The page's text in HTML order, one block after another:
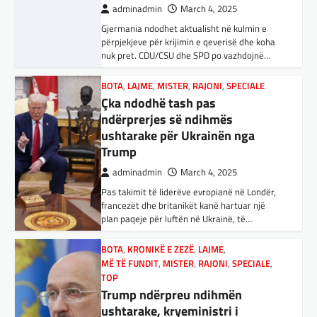
Pas takimit të liderëve evropianë në Londër,
francezët dhe britanikët kanë hartuar një
plan paqeje për luftën në Ukrainë, të…
MË TË FUNDIT,MISTER,RAJONI,SPECIALE
TOP
Trump ndërpreu ndihmën
ushtarake, kryeministri i
Ukrainës: Të vendosur për
vazhdimin e bashkëpunimit me
SHBA!
adminadmin March 4, 2025
Kryeministri i Ukrainës thotë se vendi i tij
është absolutisht i vendosur të vazhdojë
bashkëpunimin e saj me Shtetet e…
BOTA
SPECIALE
Erdogan: Izraeli nuk do të gjejë
FUN,KULTURË, LAJME,MISTER,OPINIONE
SPECIALE
Kuvendi i Lezhës dhe konteksti
aktual gjeopolitik i shqiptarëve
Kuvendi i Lezhës i vitit 1444 është një ngjarje
historike që edhe sot prodhon mesazhe
rëndësishme për kombin shqiptar. Ky…
BOTA,KULTURË
OPINIONE,RAJONI, SPECIALE,TOP
E megjithatë Amerika është
opsioni më i mirë për shqiptarët
adminadmin March 3, 2025
Nga Dritan Hila Vështirë se ndonjë shqiptar
që ndjek sadopak politikën e jashtme, pas
takimit Trump-Zhelenski, nuk ka menduar:
Po…
BOTA,KULTURË ,LAJME,MISTER, RAJONI